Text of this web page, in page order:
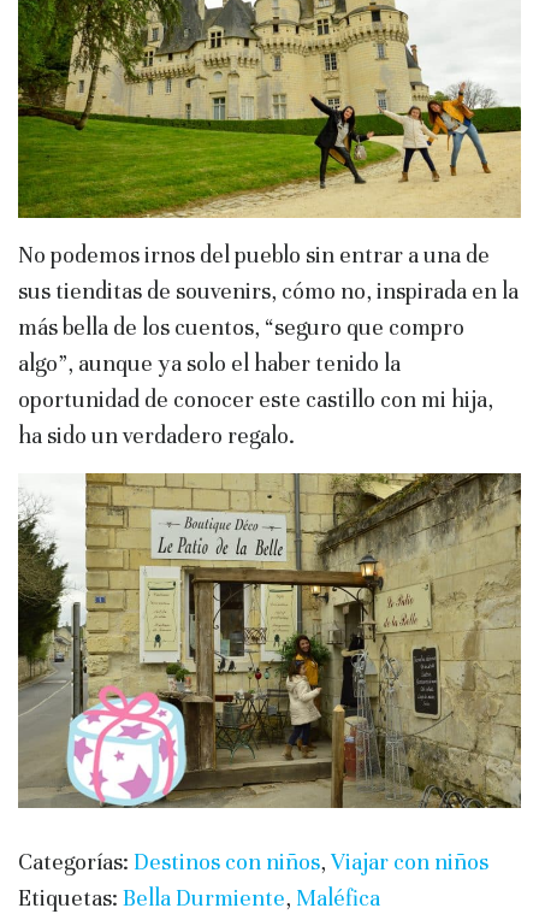
No podemos irnos del pueblo sin entrar a una de
sus tienditas de souvenirs, cómo no, inspirada en la
más bella de los cuentos, “seguro que compro
algo”, aunque ya solo el haber tenido la
oportunidad de conocer este castillo con mi hija,
ha sido un verdadero regalo.
Categorías: Destinos con niños, Viajar con niños
Etiquetas: Bella Durmiente, Maléfica